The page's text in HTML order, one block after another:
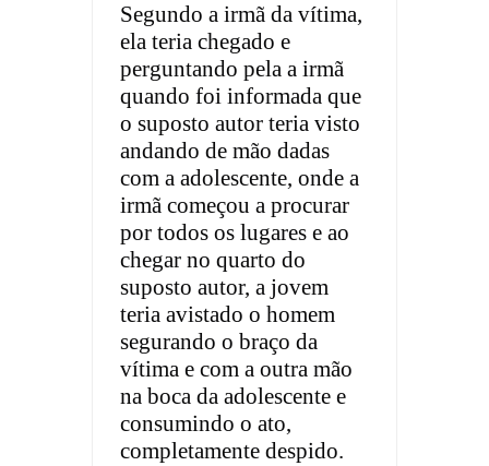
Segundo a irmã da vítima,
ela teria chegado e
perguntando pela a irmã
quando foi informada que
o suposto autor teria visto
andando de mão dadas
com a adolescente, onde a
irmã começou a procurar
por todos os lugares e ao
chegar no quarto do
suposto autor, a jovem
teria avistado o homem
segurando o braço da
vítima e com a outra mão
na boca da adolescente e
consumindo o ato,
completamente despido.